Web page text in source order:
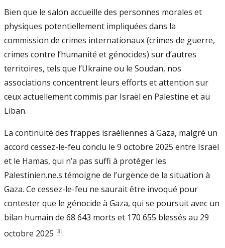
Bien que le salon accueille des personnes morales et
physiques potentiellement impliquées dans la
commission de crimes internationaux (crimes de guerre,
crimes contre l’humanité et génocides) sur d’autres
territoires, tels que l’Ukraine ou le Soudan, nos
associations concentrent leurs efforts et attention sur
ceux actuellement commis par Israël en Palestine et au
Liban.
La continuité des frappes israéliennes à Gaza, malgré un
accord cessez-le-feu conclu le 9 octobre 2025 entre Israël
et le Hamas, qui n’a pas suffi à protéger les
Palestinien.ne.s témoigne de l’urgence de la situation à
Gaza. Ce cessez-le-feu ne saurait être invoqué pour
contester que le génocide à Gaza, qui se poursuit avec un
bilan humain de 68 643 morts et 170 655 blessés au 29
octobre 2025 [3].